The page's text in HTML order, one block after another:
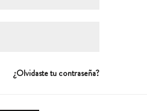
¿Olvidaste tu contraseña?